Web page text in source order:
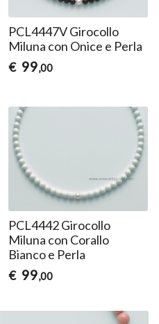
PCL4447V Girocollo
Miluna con Onice e Perla
€ 99,00
PCL4442 Girocollo
Miluna con Corallo
Bianco e Perla
€ 99,00